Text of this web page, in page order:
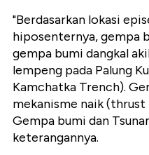
"Berdasarkan lokasi
hiposenternya, gempa
gempa bumi dangkal
lempeng pada Palung
Kamchatka Trench).
mekanisme naik
Gempa bumi dan
keterangannya.